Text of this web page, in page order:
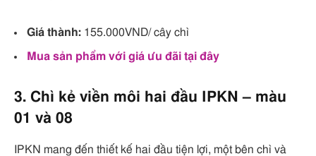
Giá thành: 155.000VND/ cây chì
Mua sản phẩm với giá ưu đãi tại đây
3. Chì kẻ viền môi hai đầu IPKN – màu
01 và 08
IPKN mang đến thiết kế hai đầu tiện lợi, một bên chì và